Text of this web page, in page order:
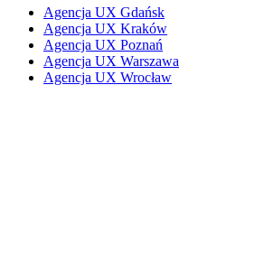
Agencja UX Gdańsk
Agencja UX Kraków
Agencja UX Poznań
Agencja UX Warszawa
Agencja UX Wrocław